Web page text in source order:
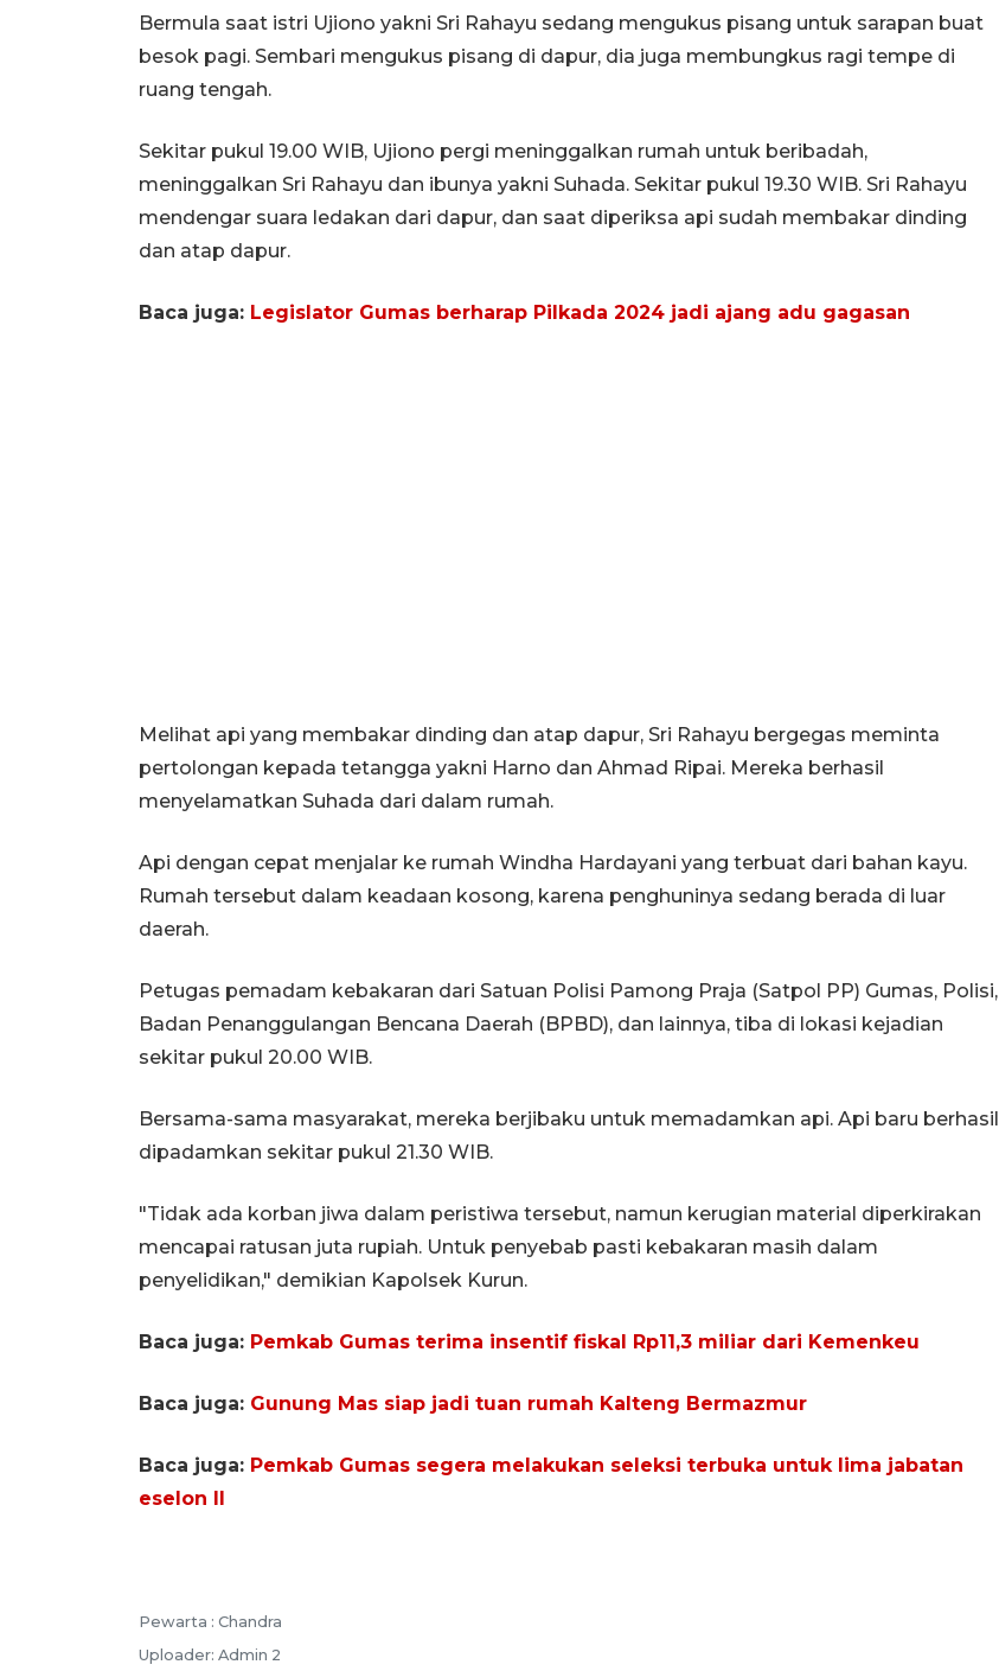
Bermula saat istri Ujiono yakni Sri Rahayu sedang mengukus pisang untuk sarapan buat
besok pagi. Sembari mengukus pisang di dapur, dia juga membungkus ragi tempe di
ruang tengah.
Sekitar pukul 19.00 WIB, Ujiono pergi meninggalkan rumah untuk beribadah,
meninggalkan Sri Rahayu dan ibunya yakni Suhada. Sekitar pukul 19.30 WIB. Sri Rahayu
mendengar suara ledakan dari dapur, dan saat diperiksa api sudah membakar dinding
dan atap dapur.
Baca juga: Legislator Gumas berharap Pilkada 2024 jadi ajang adu gagasan
Melihat api yang membakar dinding dan atap dapur, Sri Rahayu bergegas meminta
pertolongan kepada tetangga yakni Harno dan Ahmad Ripai. Mereka berhasil
menyelamatkan Suhada dari dalam rumah.
Api dengan cepat menjalar ke rumah Windha Hardayani yang terbuat dari bahan kayu.
Rumah tersebut dalam keadaan kosong, karena penghuninya sedang berada di luar
daerah.
Petugas pemadam kebakaran dari Satuan Polisi Pamong Praja (Satpol PP) Gumas, Polisi,
Badan Penanggulangan Bencana Daerah (BPBD), dan lainnya, tiba di lokasi kejadian
sekitar pukul 20.00 WIB.
Bersama-sama masyarakat, mereka berjibaku untuk memadamkan api. Api baru berhasil
dipadamkan sekitar pukul 21.30 WIB.
"Tidak ada korban jiwa dalam peristiwa tersebut, namun kerugian material diperkirakan
mencapai ratusan juta rupiah. Untuk penyebab pasti kebakaran masih dalam
penyelidikan," demikian Kapolsek Kurun.
Baca juga: Pemkab Gumas terima insentif fiskal Rp11,3 miliar dari Kemenkeu
Baca juga: Gunung Mas siap jadi tuan rumah Kalteng Bermazmur
Baca juga: Pemkab Gumas segera melakukan seleksi terbuka untuk lima jabatan
eselon II
Pewarta : Chandra
Uploader: Admin 2